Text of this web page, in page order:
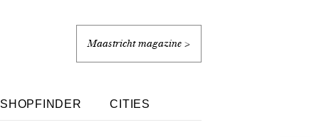
Maastricht magazine >
SHOPFINDER CITIES